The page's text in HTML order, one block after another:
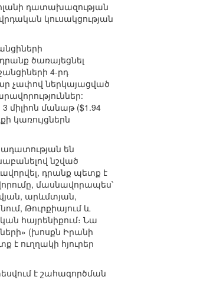
դատախազության
կուսակցության
ծառայեցնել
4-րդ
չափով ներկայացված
մանաթ ($1.94
կառույցներն
են
նշված
դրանք պետք է
մասնավորապես՝
արևմտյան,
Թուրքիայում և
հայրենիքում։ Նա
(խոսքն Իրանի
է ուղղակի հյուրեր
է շահագործման